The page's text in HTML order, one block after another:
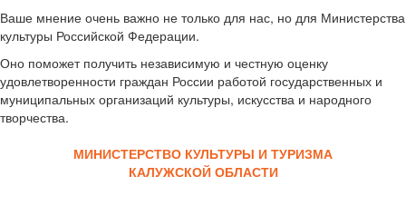
Ваше мнение очень важно не только для нас, но для Министерства
культуры Российской Федерации.
Оно поможет получить независимую и честную оценку
удовлетворенности граждан России работой государственных и
муниципальных организаций культуры, искусства и народного
творчества.
МИНИСТЕРСТВО КУЛЬТУРЫ И ТУРИЗМА
КАЛУЖСКОЙ ОБЛАСТИ